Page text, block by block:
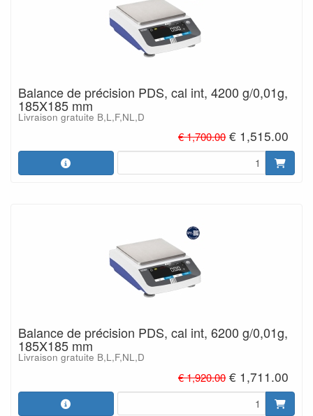
Balance de précision PDS, cal int, 4200 g/0,01g,
185X185 mm
Livraison gratuite B,L,F,NL,D
€ 1,700.00 € 1,515.00
Balance de précision PDS, cal int, 6200 g/0,01g,
185X185 mm
Livraison gratuite B,L,F,NL,D
€ 1,920.00 € 1,711.00